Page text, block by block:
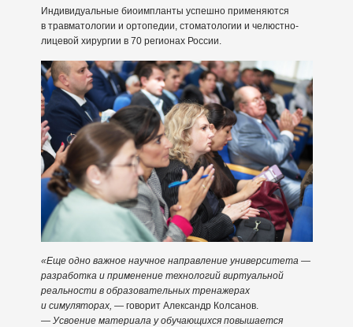
Индивидуальные биоимпланты успешно применяются
в травматологии и ортопедии, стоматологии и челюстно-
лицевой хирургии в 70 регионах России.
«Еще одно важное научное направление университета —
разработка и применение технологий виртуальной
реальности в образовательных тренажерах
и симуляторах, — говорит Александр Колсанов.
— Усвоение материала у обучающихся повышается